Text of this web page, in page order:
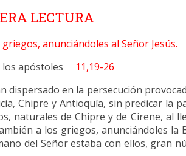
LECTURA
anunciándoles al Señor Jesús.
los apóstoles 11,19-26
dispersado en la persecución
Chipre y Antioquía, sin predicar la
naturales de Chipre y de Cirene, al
a los griegos, anunciándoles la
del Señor estaba con ellos, gran